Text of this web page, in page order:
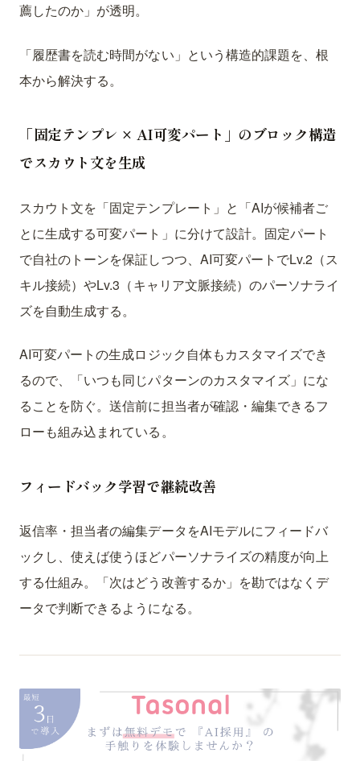
薦したのか」が透明。
「履歴書を読む時間がない」という構造的課題を、根
本から解決する。
「固定テンプレ × AI可変パート」のブロック構造
でスカウト文を生成
スカウト文を「固定テンプレート」と「AIが候補者ご
とに生成する可変パート」に分けて設計。固定パート
で自社のトーンを保証しつつ、AI可変パートでLv.2（ス
キル接続）やLv.3（キャリア文脈接続）のパーソナライ
ズを自動生成する。
AI可変パートの生成ロジック自体もカスタマイズでき
るので、「いつも同じパターンのカスタマイズ」にな
ることを防ぐ。送信前に担当者が確認・編集できるフ
ローも組み込まれている。
フィードバック学習で継続改善
返信率・担当者の編集データをAIモデルにフィードバ
ックし、使えば使うほどパーソナライズの精度が向上
する仕組み。「次はどう改善するか」を勘ではなくデ
ータで判断できるようになる。